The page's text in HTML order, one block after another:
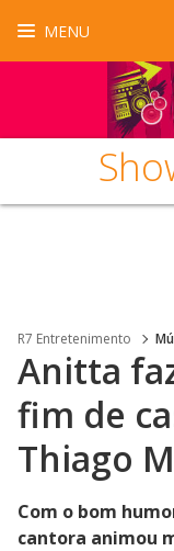
MENU
R7 Entretenimento
Anitta
fim de
Thiago
Com o bom
cantora animou